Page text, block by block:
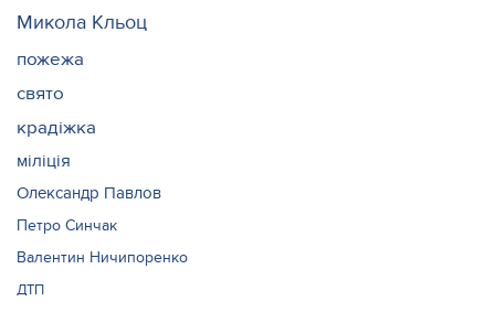
Микола Кльоц
пожежа
свято
крадіжка
міліція
Олександр Павлов
Петро Синчак
Валентин Ничипоренко
ДТП